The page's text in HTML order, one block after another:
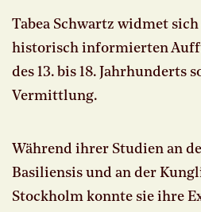
Tabea Schwartz widmet
historisch informierten
des 13. bis 18. Jahrhunderts
Vermittlung.
Während ihrer Studien an
Basiliensis und an der
Stockholm konnte sie ihre